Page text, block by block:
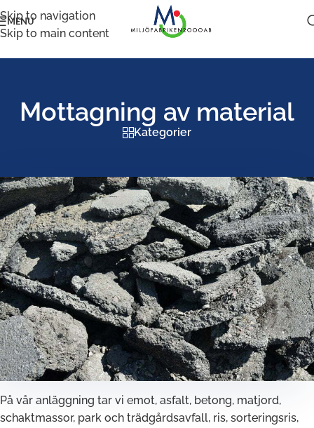
Skip to navigation
Skip to main content
MENU
Mottagning av material
Kategorier
På vår anläggning tar vi emot, asfalt, betong, matjord,
schaktmassor, park och trädgårdsavfall, ris, sorteringsris,